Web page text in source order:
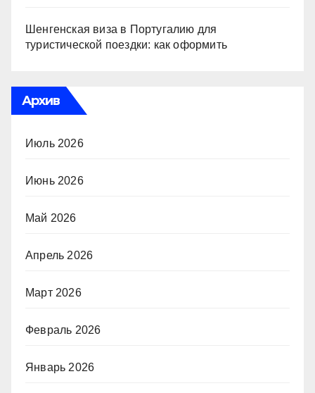
Шенгенская виза в Португалию для
туристической поездки: как оформить
Архив
Июль 2026
Июнь 2026
Май 2026
Апрель 2026
Март 2026
Февраль 2026
Январь 2026